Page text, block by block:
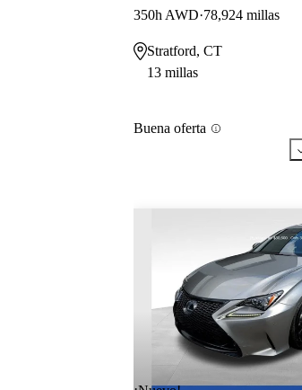
350h AWD 78,924 millas
Stratford, CT
13 millas
Buena oferta